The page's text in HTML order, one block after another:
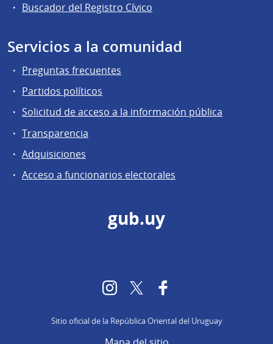
Buscador del Registro Cívico
Servicios a la comunidad
Preguntas frecuentes
Partidos políticos
Solicitud de acceso a la información pública
Transparencia
Adquisiciones
Acceso a funcionarios electorales
gub.uy
Instagram
Twitter
Sitio oficial de la República Oriental del Uruguay